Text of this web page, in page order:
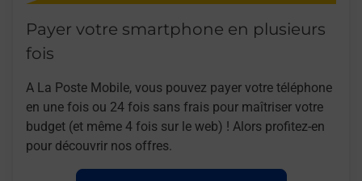
Payer votre smartphone en plusieurs
fois
A La Poste Mobile, vous pouvez payer votre téléphone
en une fois ou 24 fois sans frais pour maîtriser votre
budget (et même 4 fois sur le web) ! Alors profitez-en
pour découvrir nos offres.